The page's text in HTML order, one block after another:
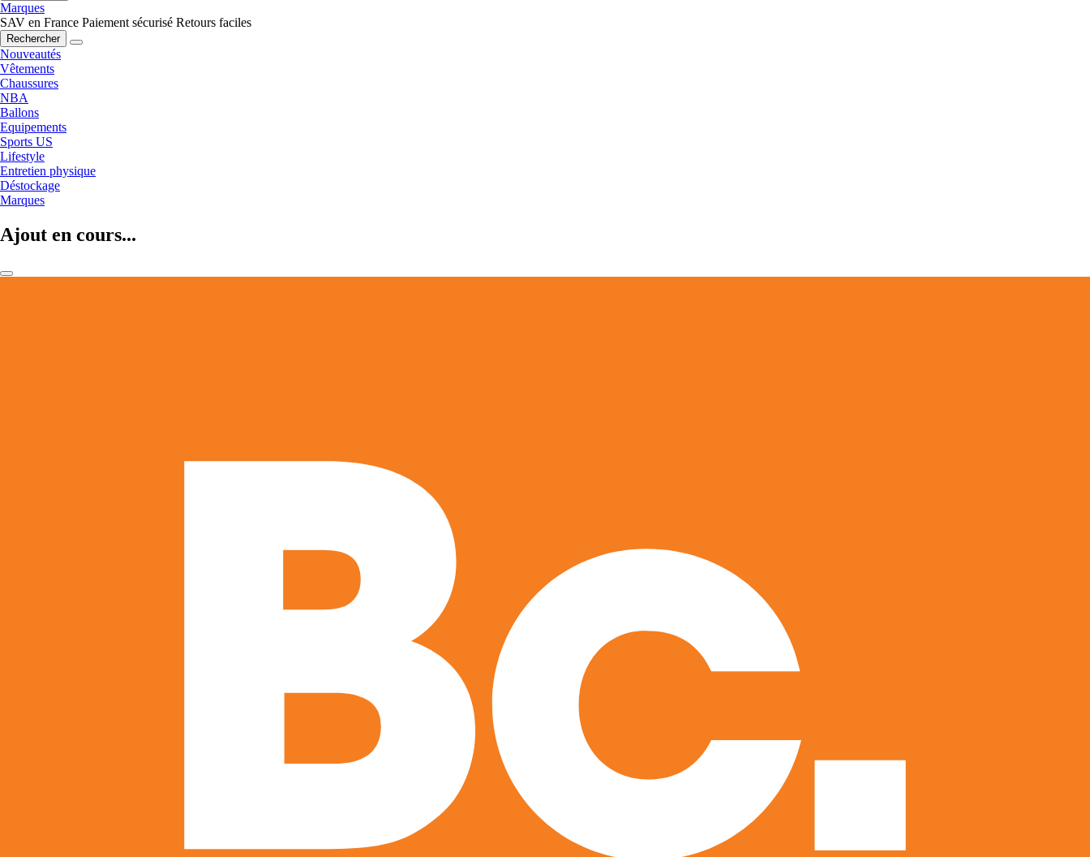
Marques
SAV en France Paiement sécurisé Retours faciles
Rechercher
Nouveautés
Vêtements
Chaussures
NBA
Ballons
Equipements
Sports US
Lifestyle
Entretien physique
Déstockage
Marques
Ajout en cours...